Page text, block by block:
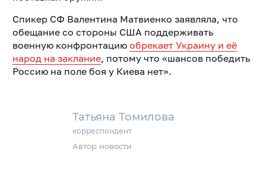
Татьяна Томилова
корреспондент
Автор новости
Спикер СФ Валентина Матвиенко заявляла, что
обещание со стороны США поддерживать
военную конфронтацию обрекает Украину и её
народ на заклание, потому что «шансов победить
Россию на поле боя у Киева нет».